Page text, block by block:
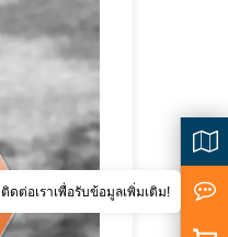
ติดต่อเราเพื่อรับข้อมูลเพิ่มเติม!